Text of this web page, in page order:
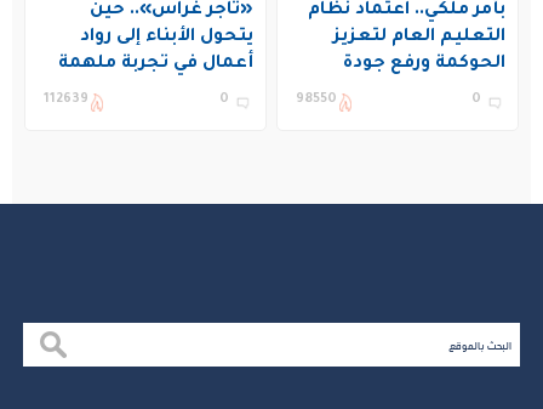
بأمر ملكي.. اعتماد نظام
التعليم العام لتعزيز
الحوكمة ورفع جودة
التعليم في المملكة
0
98550
«تاجر غراس».. حين
يتحول الأبناء إلى رواد
أعمال في تجربة ملهمة
بنادي غراس الصيفي
0
112639